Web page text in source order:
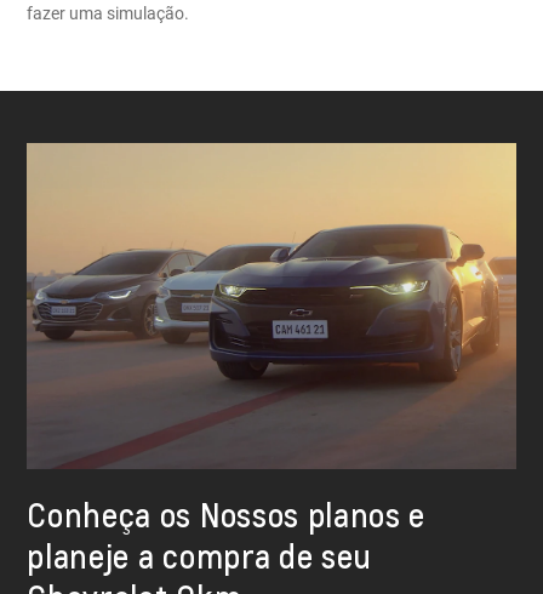
fazer uma simulação.
Conheça os Nossos planos e
planeje a compra de seu